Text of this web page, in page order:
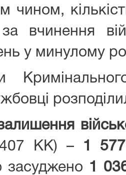
чином,
вчинення
у минулому
КК) – 1 577
засуджено 1